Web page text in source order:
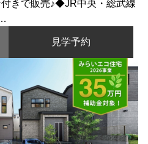
きで販売♪◆JR中央・総武線
見学予約